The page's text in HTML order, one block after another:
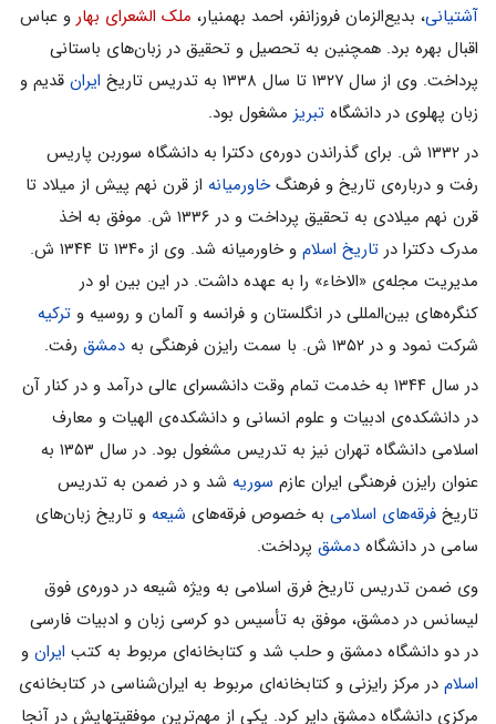
آشتیانی، بدیع‌الزمان فروزانفر، احمد بهمنیار، ملک الشعرای بهار و عباس
اقبال بهره برد. همچنین به تحصیل و تحقیق در زبان‌هاى باستانى
پرداخت. وى از سال ۱۳۲۷ تا سال ۱۳۳۸ به تدریس تاریخ
ایران قدیم و
زبان پهلوى در دانشگاه تبریز مشغول بود.
در ۱۳۳۲ ش. براى گذراندن دوره‌ى دکترا به دانشگاه سوربن پاریس
رفت و درباره‌ى تاریخ و فرهنگخاورمیانه از قرن نهم پیش از میلاد تا
قرن نهم میلادى به تحقیق پرداخت و در ۱۳۳۶ ش. موفق به اخذ
مدرک دکترا در تاریخ اسلام
و خاورمیانه شد. وى از ۱۳۴۰ تا ۱۳۴۴ ش.
مدیریت مجله‌ى «الاخاء» را به عهده داشت. در این بین او در
کنگره‌هاى بین‌المللى در انگلستان و فرانسه و آلمان و روسیه و ترکیه
شرکت نمود و در ۱۳۵۲ ش. با سمت رایزن فرهنگى به
دمشق رفت.
در سال ۱۳۴۴ به خدمت تمام وقت دانشسراى عالى درآمد و در کنار آن
در دانشکده‌ى ادبیات و علوم انسانى و دانشکده‌ى الهیات و معارف
اسلامى دانشگاه تهران نیز به تدریس مشغول بود. در سال ۱۳۵۳ به
عنوان رایزن فرهنگى ایران عازم سوریه شد و در ضمن به تدریس
تاریخ فرقه‌های اسلامی به خصوص فرقه‌هاى شیعه و تاریخ زبان‌هاى
سامى در دانشگاه دمشق پرداخت.
وى ضمن تدریس تاریخ فرق اسلامى به ویژه شیعه در دوره‌ى فوق
لیسانس در دمشق، موفق به تأسیس دو کرسى زبان و ادبیات فارسى
در دو دانشگاه دمشق و حلب شد و کتابخانه‌اى مربوط به کتب ایران و
اسلام در مرکز رایزنى و کتابخانه‌اى مربوط به ایران‌شناسى در کتابخانه‌ى
مرکزى دانشگاه دمشق دایر کرد. یکى از مهم‌ترین موفقیتهایش در آنجا